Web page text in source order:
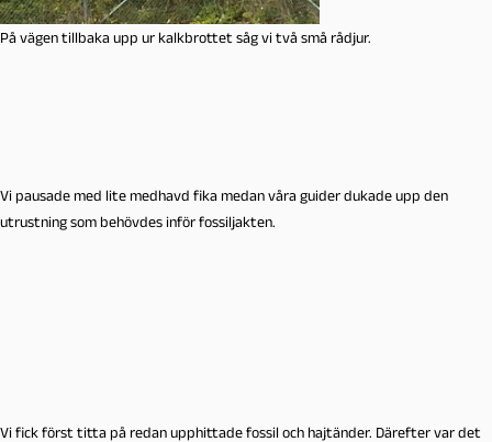
På vägen tillbaka upp ur kalkbrottet såg vi två små rådjur.
Vi pausade med lite medhavd fika medan våra guider dukade upp den
utrustning som behövdes inför fossiljakten.
Vi fick först titta på redan upphittade fossil och hajtänder. Därefter var det